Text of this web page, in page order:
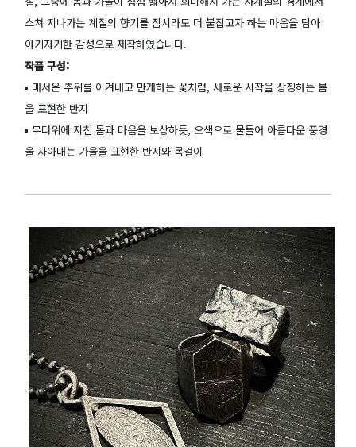
스쳐 지나가는 계절의 향기를 잠시라도 더 붙잡고자 하는 마음을 담아
아기자기한 감성으로 제작하였습니다.
작품 구성:
▪️ 매서운 추위를 이겨내고 만개하는 꽃처럼, 새로운 시작을 상징하는 봄
을 표현한 반지
▪️ 무더위에 지친 몸과 마음을 보상하듯, 오색으로 물들어 아름다운 풍경
을 자아내는 가을을 표현한 반지와 목걸이